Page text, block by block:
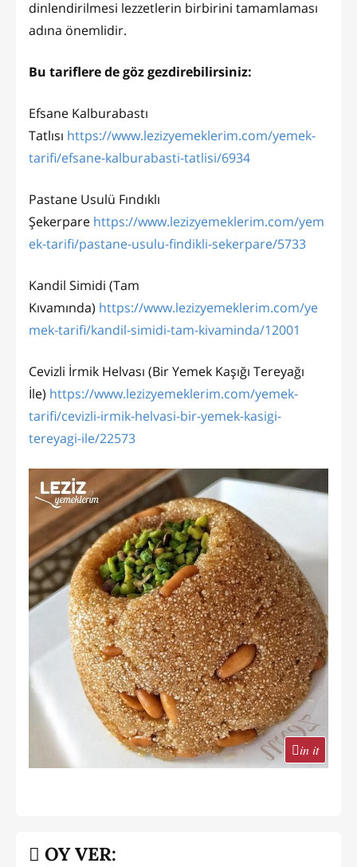
dinlendirilmesi lezzetlerin birbirini tamamlaması
adına önemlidir.
Bu tariflere de göz gezdirebilirsiniz:
Efsane Kalburabastı
Tatlısı https://www.lezizyemeklerim.com/yemek-
tarifi/efsane-kalburabasti-tatlisi/6934
Pastane Usulü Fındıklı
Şekerpare https://www.lezizyemeklerim.com/yem
ek-tarifi/pastane-usulu-findikli-sekerpare/5733
Kandil Simidi (Tam
Kıvamında) https://www.lezizyemeklerim.com/ye
mek-tarifi/kandil-simidi-tam-kivaminda/12001
Cevizli İrmik Helvası (Bir Yemek Kaşığı Tereyağı
İle) https://www.lezizyemeklerim.com/yemek-
tarifi/cevizli-irmik-helvasi-bir-yemek-kasigi-
tereyagi-ile/22573
in it
OY VER: